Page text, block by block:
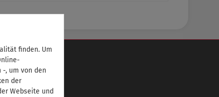
Informationen
Über uns
Ansprechpartner
finden. Um
-, um von den
der
Webseite und